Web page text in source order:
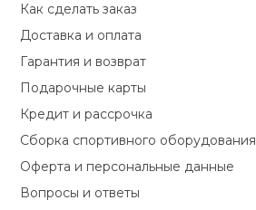
Как сделать заказ
Доставка и оплата
Гарантия и возврат
Подарочные карты
Кредит и рассрочка
Сборка спортивного оборудования
Оферта и персональные данные
Вопросы и ответы